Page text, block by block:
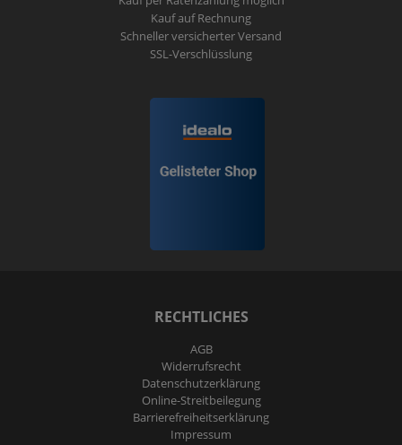
Kauf auf Rechnung
Schneller versicherter Versand
SSL-Verschlüsslung
RECHTLICHES
AGB
Widerrufs­recht
Daten­schutz­erklärung
Online-Streitbeilegung
Barrierefreiheitserklärung
Impressum